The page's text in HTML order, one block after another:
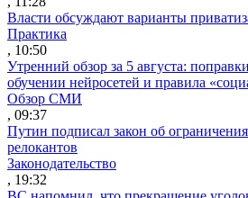
Власти обсуждают варианты
Практика
, 10:50
Утренний обзор за 5 августа:
обучении нейросетей и правила
Обзор СМИ
, 09:37
Путин подписал закон об
релокантов
Законодательство
, 19:32